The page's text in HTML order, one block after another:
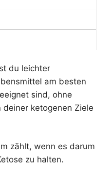
du leichter
am besten
sind, ohne
ketogenen Ziele
zählt, wenn es darum
zu halten.